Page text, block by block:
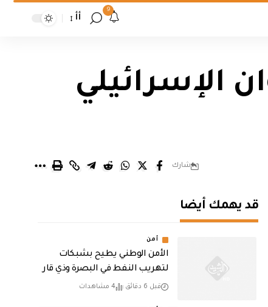
9
أأ
الإسرائيلي
شارك
قد يهمك أيضا
أمن
الأمن الوطني يطيح بشبكات
لتهريب النفط في البصرة وذي قار
قبل 6 دقائق 4 مشاهدات